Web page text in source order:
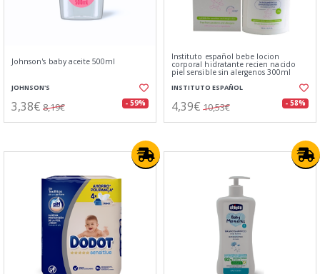
Johnson's baby aceite 500ml
JOHNSON'S
3,38€ 8,19€ - 59%
Instituto español bebe locion
corporal hidratante recien nacido
piel sensible sin alergenos 300ml
INSTITUTO ESPAÑOL
4,39€ 10,53€ - 58%